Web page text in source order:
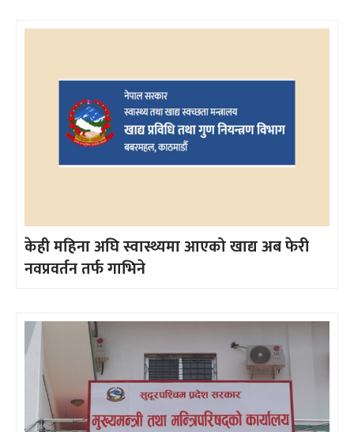
केही महिना अघि स्वास्थ्यमा आएको खाद्य अब फेरी
नवप्रवर्तन तर्फ गाभिने